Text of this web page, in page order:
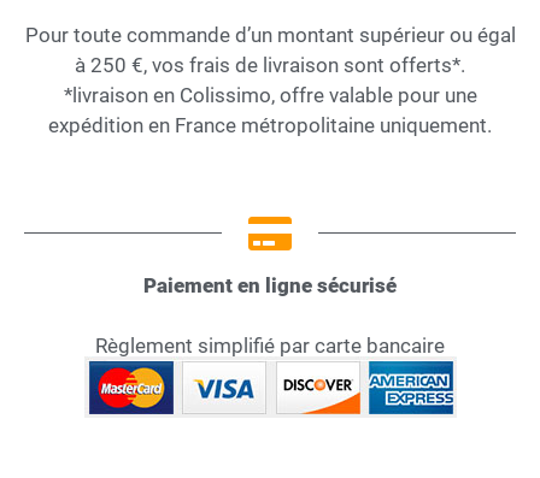
Pour toute commande d’un montant supérieur ou égal
à 250 €, vos frais de livraison sont offerts*.
*livraison en Colissimo, offre valable pour une
expédition en France métropolitaine uniquement.
Paiement en ligne sécurisé
Règlement simplifié par carte bancaire